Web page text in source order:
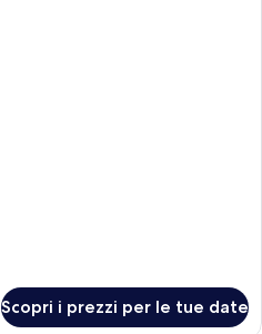
Scopri i prezzi per le tue date